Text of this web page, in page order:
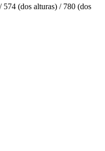
(dos alturas) / 780 (dos